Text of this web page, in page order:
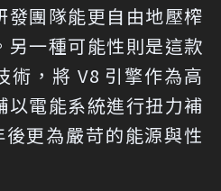
團隊能更自由地壓榨
另一種可能性則是這款
術，將 V8 引擎作為高
以電能系統進行扭力補
更為嚴苛的能源與性